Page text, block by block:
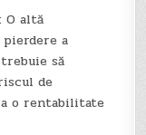
: O altă
a
să
de
o rentabilitate